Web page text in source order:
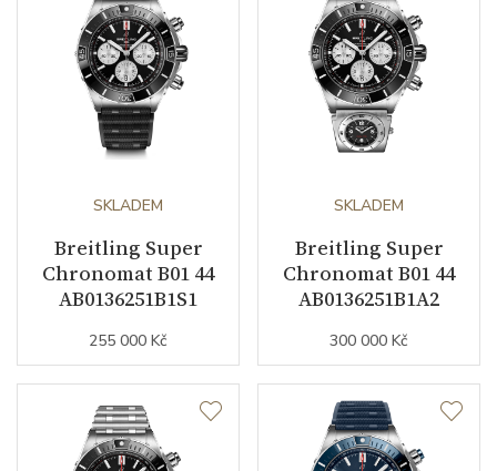
Barva řemínku ocelový tah
Doplňující údaje
Záruční doba
nepodnikatelé (měsíců)
Modelová řada Chronomat
SKLADEM
Breitling Super
Chronomat B01 44
AB0136251B1S1
255 000 Kč
SKLADEM
Breitling Super
Chronomat B01 44
AB0136251B1A2
300 000 Kč